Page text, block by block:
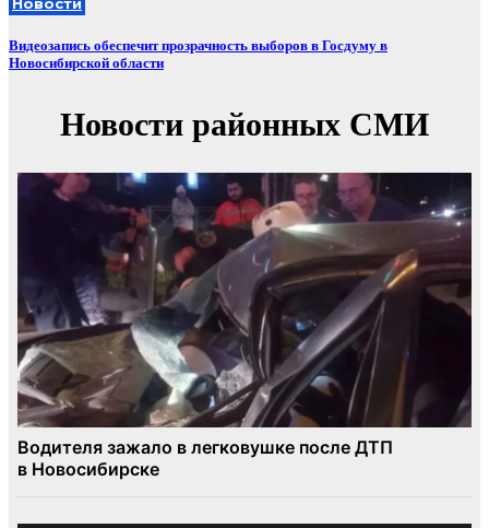
Видеозапись обеспечит прозрачность выборов в Госдуму в
Новосибирской области